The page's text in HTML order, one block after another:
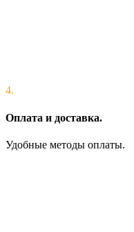
4.
Оплата и доставка.
Удобные методы оплаты.